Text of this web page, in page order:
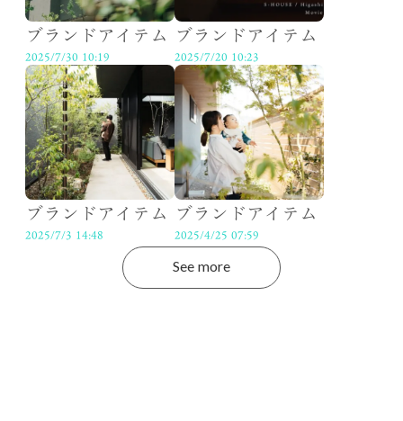
ブランドアイテム
2025/7/30 10:19
ブランドアイテム
2025/7/20 10:23
ブランドアイテム
2025/7/3 14:48
ブランドアイテム
2025/4/25 07:59
See more